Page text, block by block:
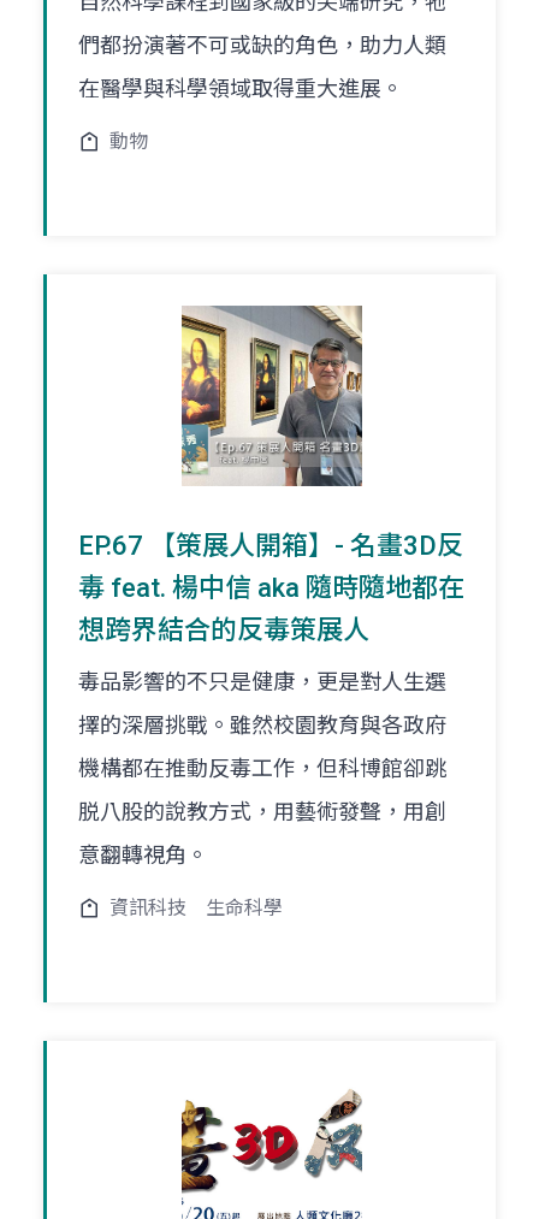
們都扮演著不可或缺的角色，助力人類
在醫學與科學領域取得重大進展。
動物
EP.67 【策展人開箱】- 名畫3D反
毒 feat. 楊中信 aka 隨時隨地都在
想跨界結合的反毒策展人
毒品影響的不只是健康，更是對人生選
擇的深層挑戰。雖然校園教育與各政府
機構都在推動反毒工作，但科博館卻跳
脱八股的說教方式，用藝術發聲，用創
意翻轉視角。
資訊科技 生命科學